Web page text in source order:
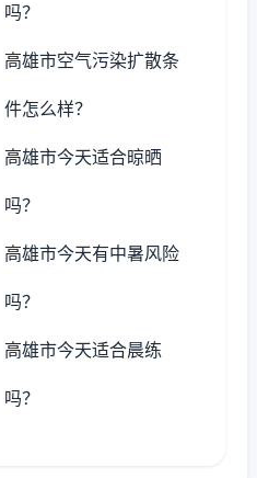
吗？
高雄市空气污染扩散条
件怎么样？
高雄市今天适合晾晒
吗？
高雄市今天有中暑风险
吗？
高雄市今天适合晨练
吗？